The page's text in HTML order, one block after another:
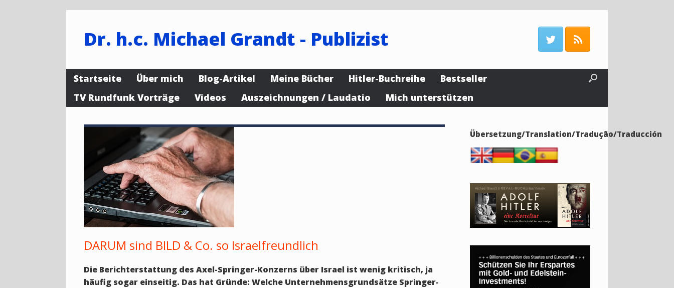
Dr. h.c. Michael Grandt - Publizist
Startseite Über mich Blog-Artikel Meine Bücher Hitler-Buchreihe
Bestseller
TV Rundfunk Vorträge
Videos Auszeichnungen / Laudatio Mich unterstützen
DARUM sind BILD & Co. so Israelfreundlich
Die Berichterstattung des Axel-Springer-Konzerns über Israel ist wenig kritisch, ja
häufig sogar einseitig. Das hat Gründe: Welche Unternehmensgrundsätze Springer-
Übersetzung/Translation/Tradução/Traducción